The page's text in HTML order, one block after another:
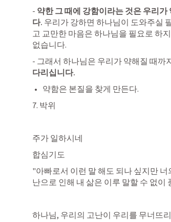
- 약한 그 때에 강함이라는 것은 우리
다. 우리가 강하면 하나님이 도와주실
고 교만한 마음은 하나님을 필요로 하
없습니다.
- 그래서 하나님은 우리가 약해질 때까
다리십니다.
약함은 본질을 찾게 만든다.
7. 박위
주가 일하시네
합심기도
"아빠로서 이런 말 해도 되나 싶지만
난으로 인해 내 삶은 이루 말할 수 없이
하나님, 우리의 고난이 우리를 무너뜨